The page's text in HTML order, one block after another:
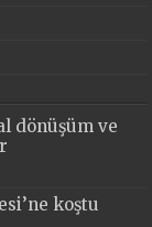
dönüşüm ve
koştu